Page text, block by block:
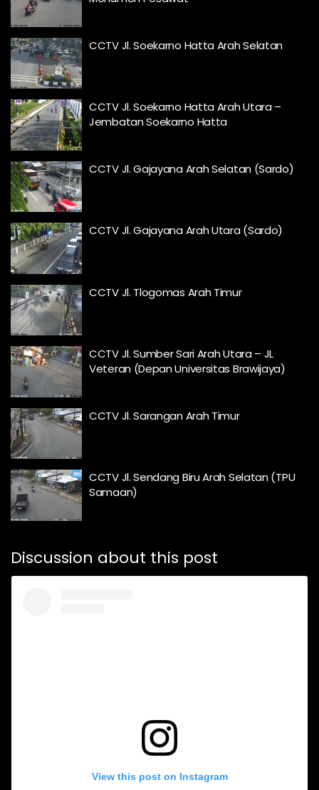
CCTV Jl. Soekarno Hatta Arah Selatan
CCTV Jl. Soekarno Hatta Arah Utara –
Jembatan Soekarno Hatta
CCTV Jl. Gajayana Arah Selatan (Sardo)
CCTV Jl. Gajayana Arah Utara (Sardo)
CCTV Jl. Tlogomas Arah Timur
CCTV Jl. Sumber Sari Arah Utara – JL
Veteran (Depan Universitas Brawijaya)
CCTV Jl. Sarangan Arah Timur
CCTV Jl. Sendang Biru Arah Selatan (TPU
Samaan)
Discussion about this post
View this post on Instagram